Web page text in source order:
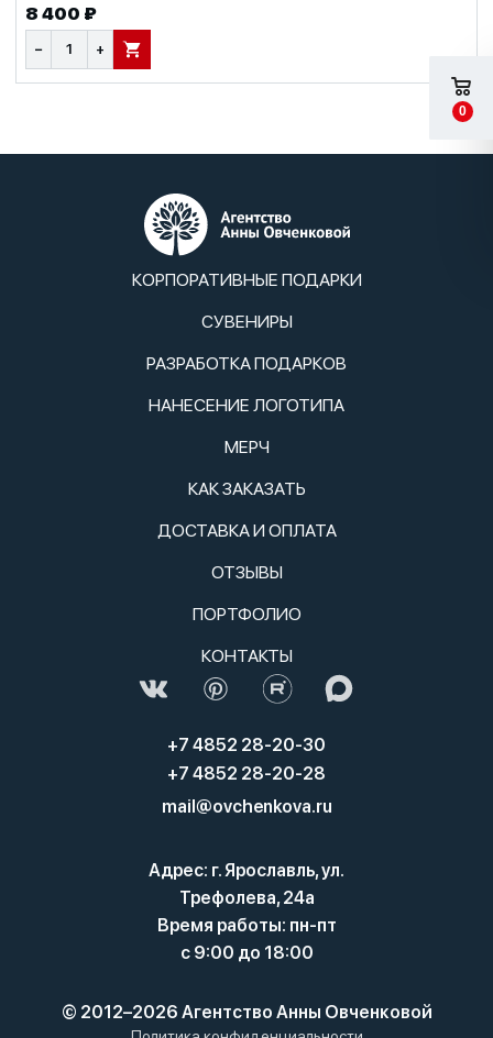
8 400 ₽
− + В КОРЗИНУ
КОРПОРАТИВНЫЕ ПОДАРКИ
СУВЕНИРЫ
РАЗРАБОТКА ПОДАРКОВ
НАНЕСЕНИЕ ЛОГОТИПА
МЕРЧ
КАК ЗАКАЗАТЬ
ДОСТАВКА И ОПЛАТА
ОТЗЫВЫ
ПОРТФОЛИО
КОНТАКТЫ
+7 4852 28-20-30
+7 4852 28-20-28
mail@ovchenkova.ru
Адрес: г. Ярославль, ул.
Трефолева, 24а
Время работы: пн-пт
с 9:00 до 18:00
© 2012–2026 Агентство Анны Овченковой
0